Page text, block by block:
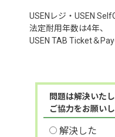
USENレジ・USEN
法定耐用年数は4年、
USEN TAB Ticket＆
問題は解決いた
ご協力をお願いし
解決した